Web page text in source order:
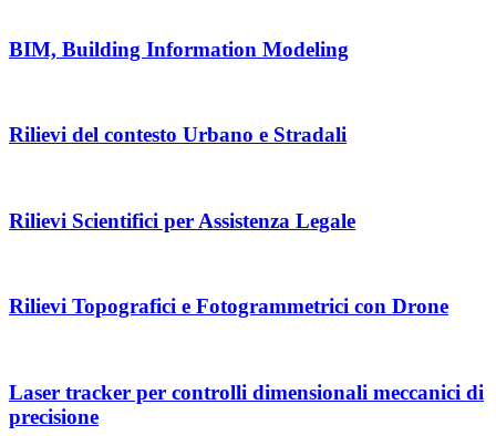
BIM, Building Information Modeling
Rilievi del contesto Urbano e Stradali
Rilievi Scientifici per Assistenza Legale
Rilievi Topografici e Fotogrammetrici con Drone
Laser tracker per controlli dimensionali meccanici di
precisione